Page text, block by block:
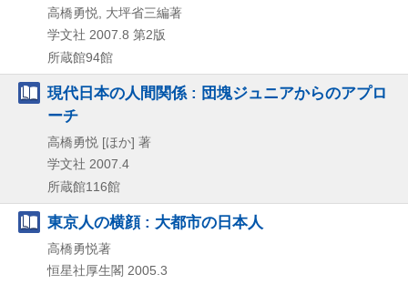
高橋勇悦, 大坪省三編著
学文社 2007.8 第2版
所蔵館94館
現代日本の人間関係 : 団塊ジュニアからのアプロ
ーチ
高橋勇悦 [ほか] 著
学文社 2007.4
所蔵館116館
東京人の横顔 : 大都市の日本人
高橋勇悦著
恒星社厚生閣 2005.3